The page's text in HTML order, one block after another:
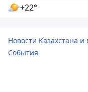
+22°
Новости Казахстана
События